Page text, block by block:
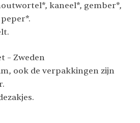
kaneel*, gember*,
– Zweden
ook de verpakkingen zijn